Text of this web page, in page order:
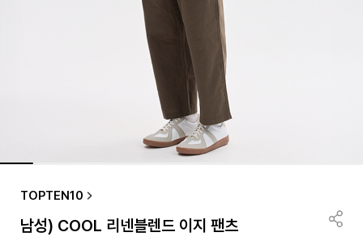
TOPTEN10
남성) COOL 리넨블렌드 이지 팬츠